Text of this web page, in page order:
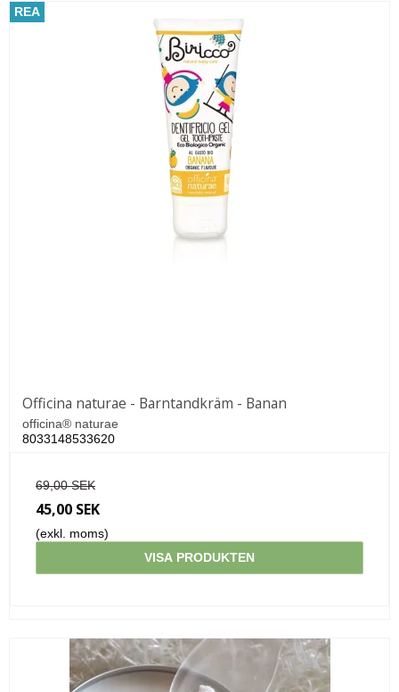
REA
Officina naturae - Barntandkräm - Banan
officina® naturae
8033148533620
69,00 SEK
45,00 SEK
(exkl. moms)
VISA PRODUKTEN